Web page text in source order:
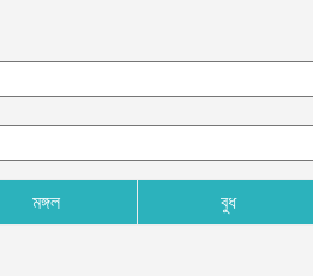
মঙ্গল বুধ